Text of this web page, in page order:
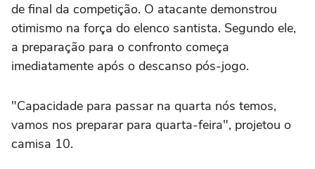
de final da competição. O atacante demonstrou
otimismo na força do elenco santista. Segundo ele,
a preparação para o confronto começa
imediatamente após o descanso pós-jogo.
"Capacidade para passar na quarta nós temos,
vamos nos preparar para quarta-feira", projetou o
camisa 10.